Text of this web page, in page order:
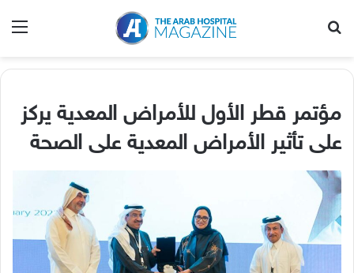
مؤتمر قطر الأول للأمراض المعدية يركز
على تأثير الأمراض المعدية على الصحة